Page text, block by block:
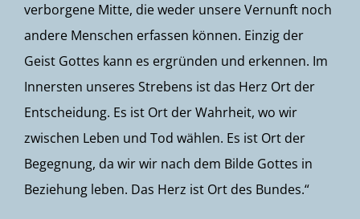
verborgene Mitte, die weder unsere Vernunft noch
andere Menschen erfassen können. Einzig der
Geist Gottes kann es ergründen und erkennen. Im
Innersten unseres Strebens ist das Herz Ort der
Entscheidung. Es ist Ort der Wahrheit, wo wir
zwischen Leben und Tod wählen. Es ist Ort der
Begegnung, da wir wir nach dem Bilde Gottes in
Beziehung leben. Das Herz ist Ort des Bundes.“